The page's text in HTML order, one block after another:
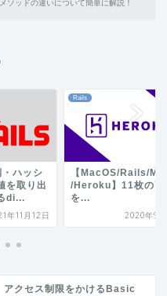
ソッドの違いについて簡単に解説！
ハッシ
を取り出
di...
年11月12日
Rails
【MacOS/Rails/
/Heroku】11枚の画
を...
2020年9
アクセス制限をかけるBasic